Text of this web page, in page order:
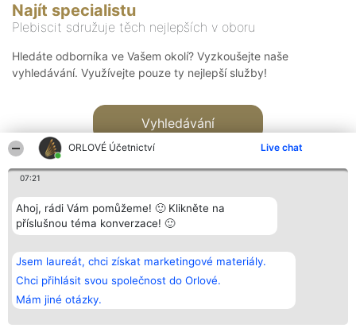
ORLOVÉ Účetnictví Live chat
07:21
Ahoj, rádi Vám pomůžeme! 🙂 Klikněte na
příslušnou téma konverzace! 🙂
Jsem laureát, chci získat marketingové materiály.
Chci přihlásit svou společnost do Orlové.
Mám jiné otázky.
Najít specialistu
Plebiscit sdružuje těch nejlepších v oboru
Hledáte odborníka ve Vašem okolí? Vyzkoušejte naše
vyhledávání. Využívejte pouze ty nejlepší služby!
Vyhledávání
Bright Side Solutions sp. z o.
o. sp. k.
ul. Ruska 22
Wrocław 50-079
KRS 0000749100 | Regon
381313360 | NIP 8943132676
Vítězové
Seznam všech
laureátů
Zásady
Zásady
Kontakt